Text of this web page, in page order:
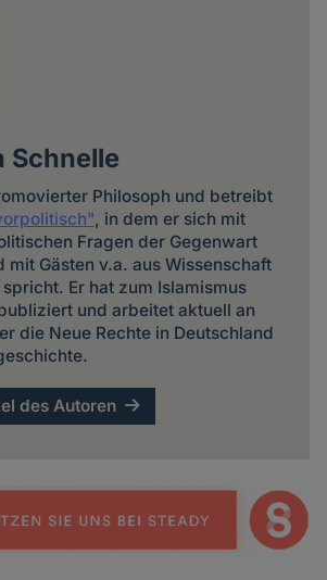
Schnelle
Philosoph und betreibt
, in dem er sich mit
Fragen der Gegenwart
mit Gästen v.a. aus Wissenschaft
Er hat zum Islamismus
und arbeitet aktuell an
die Neue Rechte in Deutschland
des Autoren